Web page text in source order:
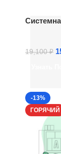
19,100₽
-13%
ГОРЯЧИЙ